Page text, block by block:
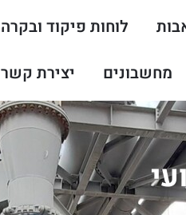
לוחות פיקוד ובקרה
מחשבונים יצירת קשר